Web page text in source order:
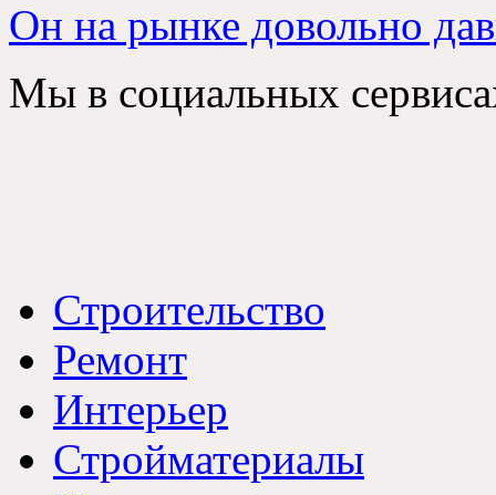
Он на рынке довольно
Мы в социальных
Строительство
Ремонт
Интерьер
Стройматериалы